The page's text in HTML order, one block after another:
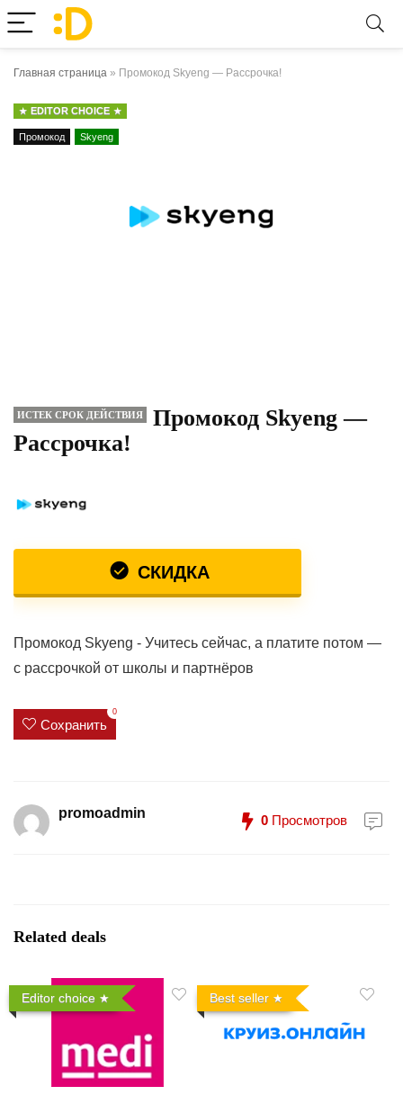
Главная страница » Промокод Skyeng — Рассрочка!
EDITOR CHOICE
Промокод Skyeng
ИСТЕК СРОК ДЕЙСТВИЯ
Промокод Skyeng —
Рассрочка!
СКИДКА
Промокод Skyeng - Учитесь сейчас, а платите потом —
с рассрочкой от школы и партнёров
Сохранить
0
promoadmin 0 Просмотров
Related deals
Editor choice Best seller